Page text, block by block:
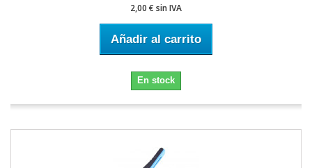
2,00 € sin IVA
Añadir al carrito
En stock